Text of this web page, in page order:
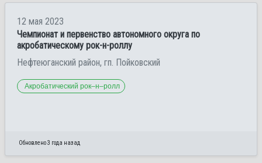
12 мая 2023
Чемпионат и первенство автономного округа по
акробатическому рок-н-роллу
Нефтеюганский район, гп. Пойковский
Акробатический рок–н–ролл
Обновлено 3 года назад